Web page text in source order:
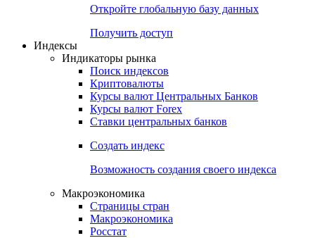
Откройте глобальную базу данных
Получить доступ
Индексы
Индикаторы рынка
Поиск индексов
Криптовалюты
Курсы валют Центральных Банков
Курсы валют Forex
Ставки центральных банков
Создать индекс
Возможность создания своего индекса
Макроэкономика
Страницы стран
Макроэкономика
Росстат